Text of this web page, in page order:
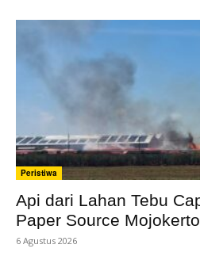
Peristiwa
Api dari Lahan Tebu
Paper Source
6 Agustus 2026